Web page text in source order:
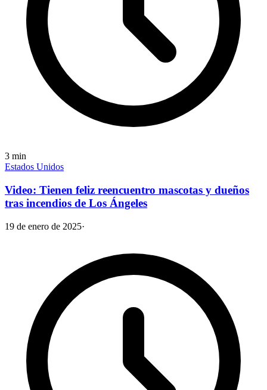
3 min
Estados Unidos
Video: Tienen feliz reencuentro mascotas y dueños
tras incendios de Los Ángeles
19 de enero de 2025·